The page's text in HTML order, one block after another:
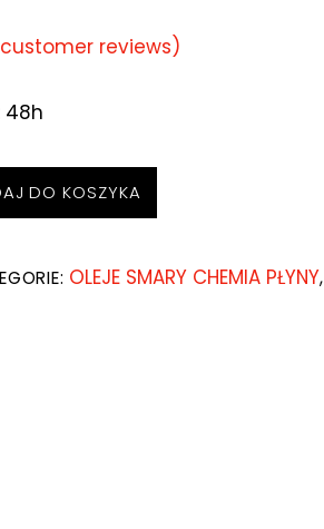
customer reviews)
48h
DO KOSZYKA
OLEJE SMARY CHEMIA PŁYNY,